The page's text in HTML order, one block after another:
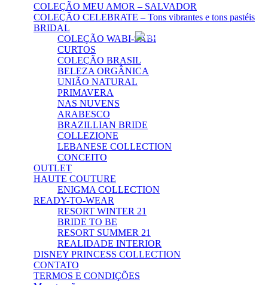
COLEÇÃO MEU AMOR – SALVADOR
COLEÇÃO CELEBRATE – Tons vibrantes e tons pastéis
BRIDAL
COLEÇÃO WABI-SABI
CURTOS
COLEÇÃO BRASIL
BELEZA ORGÂNICA
UNIÃO NATURAL
PRIMAVERA
NAS NUVENS
ARABESCO
BRAZILLIAN BRIDE
COLLEZIONE
LEBANESE COLLECTION
CONCEITO
OUTLET
HAUTE COUTURE
ENIGMA COLLECTION
READY-TO-WEAR
RESORT WINTER 21
BRIDE TO BE
RESORT SUMMER 21
REALIDADE INTERIOR
DISNEY PRINCESS COLLECTION
CONTATO
TERMOS E CONDIÇÕES